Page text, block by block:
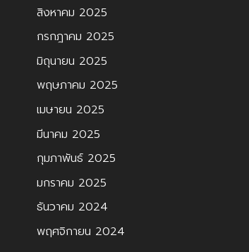
สิงหาคม 2025
กรกฎาคม 2025
มิถุนายน 2025
พฤษภาคม 2025
เมษายน 2025
มีนาคม 2025
กุมภาพันธ์ 2025
มกราคม 2025
ธันวาคม 2024
พฤศจิกายน 2024